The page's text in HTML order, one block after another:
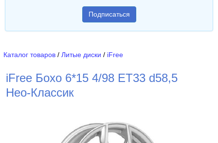
Подписаться
Каталог товаров / Литые диски / iFree
iFree Бохо 6*15 4/98 ET33 d58,5
Нео-Классик